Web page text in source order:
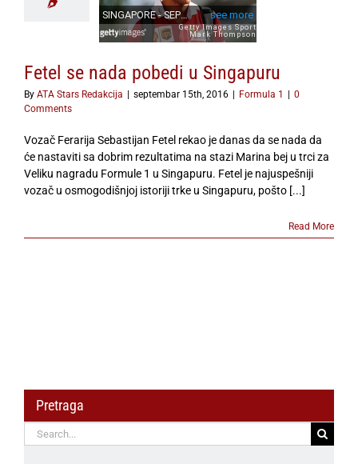
Fetel se nada pobedi u Singapuru
By ATA Stars Redakcija septembar 15th, 2016 Formula 1
0
Comments
Vozač Ferarija Sebastijan Fetel rekao je danas da se nada da
će nastaviti sa dobrim rezultatima na stazi Marina bej u trci za
Veliku nagradu Formule 1 u Singapuru. Fetel je najuspešniji
vozač u osmogodišnjoj istoriji trke u Singapuru, pošto [...]
Read More
Pretraga
Search
for: